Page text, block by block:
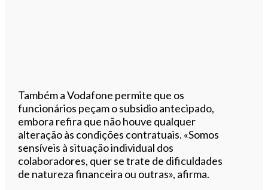
Também a Vodafone permite que os
funcionários peçam o subsidio antecipado,
embora refira que não houve qualquer
alteração às condições contratuais. «Somos
sensíveis à situação individual dos
colaboradores, quer se trate de dificuldades
de natureza financeira ou outras», afirma.